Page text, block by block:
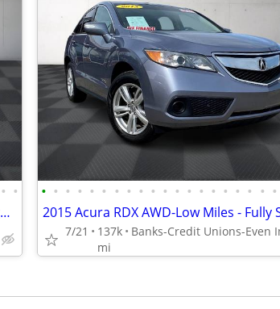
• •
2021 Acura RDX SH-AWD w/Advance Package -***Warranty Included***
• • • • • • • • • • • • • • • • • • • •
7/21
137k
mi